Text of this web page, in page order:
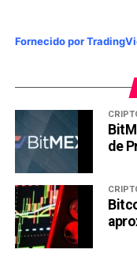
Fornecido por
de